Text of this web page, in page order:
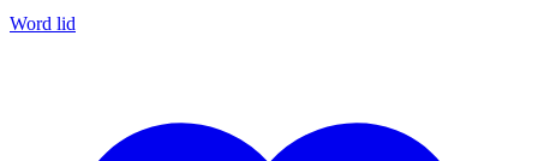
Word lid